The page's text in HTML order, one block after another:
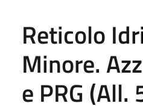
Reticolo
Minore.
e PRG (All.